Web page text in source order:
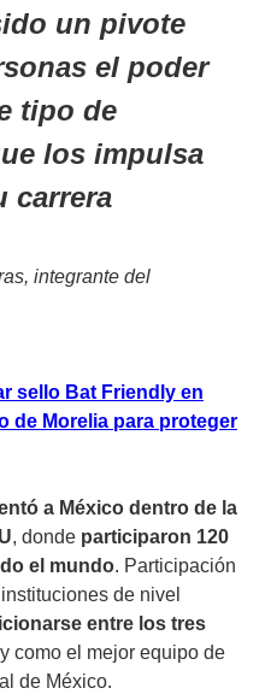
un pivote
el poder
tipo de
los impulsa
carrera
integrante del
sello Bat Friendly en
de Morelia para proteger
a México dentro de la
, donde participaron 120
el mundo. Participación
de nivel
entre los tres
y como el mejor equipo de
de México.